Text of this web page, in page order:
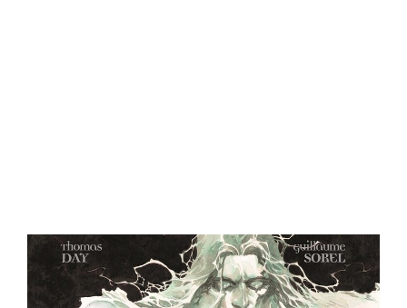
Central Comics